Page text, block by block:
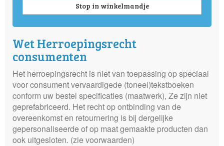
Stop in winkelmandje
Wet Herroepingsrecht
consumenten
Het herroepingsrecht is niet van toepassing op speciaal
voor consument vervaardigede (toneel)tekstboeken
conform uw bestel specificaties (maatwerk), Ze zijn niet
geprefabriceerd. Het recht op ontbinding van de
overeenkomst en retournering is bij dergelijke
gepersonaliseerde of op maat gemaakte producten dan
ook uitgesloten. (zie voorwaarden)